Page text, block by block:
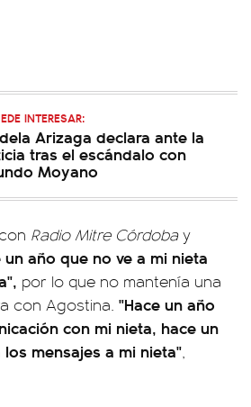
INTERESAR:
Arizaga declara ante la
tras el escándalo con
Moyano
Radio Mitre Córdobay
un año que no ve a mi nieta
por lo que no mantenía una
con Agostina. "Hace un año
con mi nieta, hace un
mensajes a mi nieta",